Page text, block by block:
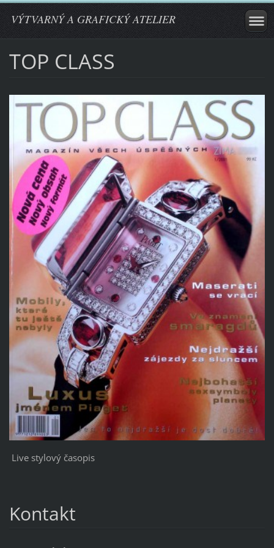
VÝTVARNÝ A GRAFICKÝ ATELIER
TOP CLASS
Live stylový časopis
Kontakt